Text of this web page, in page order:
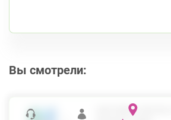
Вы смотрели:
СИСТЕЙН